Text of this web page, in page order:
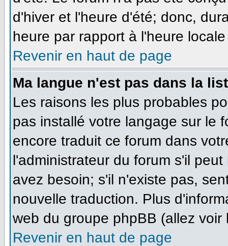
d'hiver et l'heure d'été; donc,
heure par rapport à l'heure
Revenir en haut de page
Ma langue n'est pas dans la
Les raisons les plus probables
pas installé votre langage sur le
encore traduit ce forum dans
l'administrateur du forum s'il
avez besoin; s'il n'existe pas,
nouvelle traduction. Plus
web du groupe phpBB (allez
Revenir en haut de page